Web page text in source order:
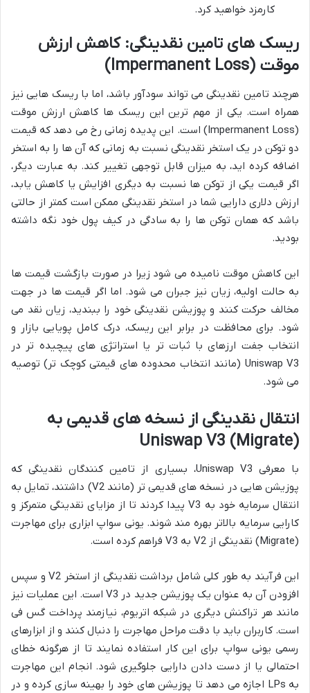
کارمزد خواهید کرد.
ریسک های تامین نقدینگی: کاهش ارزش
موقت (Impermanent Loss)
هرچند تامین نقدینگی می تواند سودآور باشد، اما با ریسک هایی نیز
همراه است. یکی از مهم ترین این ریسک ها کاهش ارزش موقت
(Impermanent Loss) است. این پدیده زمانی رخ می دهد که قیمت
دو توکن در یک استخر نقدینگی نسبت به زمانی که آن ها را به استخر
اضافه کرده اید، به میزان قابل توجهی تغییر کند. به عبارت دیگر،
اگر قیمت یکی از توکن ها نسبت به دیگری افزایش یا کاهش یابد،
ارزش دلاری دارایی شما در استخر نقدینگی ممکن است کمتر از حالتی
باشد که همان توکن ها را به سادگی در کیف پول خود نگه داشته
بودید.
این کاهش موقت نامیده می شود زیرا در صورت بازگشت قیمت ها
به حالت اولیه، زیان نیز جبران می شود. اما اگر قیمت ها در جهت
مخالف حرکت کنند و پوزیشن نقدینگی خود را ببندید، زیان نقد می
شود. برای محافظت در برابر این ریسک، درک کامل پویایی بازار و
انتخاب جفت ارزهای با ثبات تر یا استراتژی های پیچیده تر در
Uniswap V3 (مانند انتخاب محدوده های قیمتی کوچک تر) توصیه
می شود.
انتقال نقدینگی از نسخه های قدیمی به
Uniswap V3 (Migrate)
با معرفی Uniswap V3، بسیاری از تامین کنندگان نقدینگی که
پوزیشن هایی در نسخه های قدیمی تر (مانند V2) داشتند، تمایل به
انتقال سرمایه خود به V3 پیدا کردند تا از مزایای نقدینگی متمرکز و
کارایی سرمایه بالاتر بهره مند شوند. یونی سواپ ابزاری برای مهاجرت
(Migrate) نقدینگی از V2 به V3 فراهم کرده است.
این فرآیند به طور کلی شامل برداشت نقدینگی از استخر V2 و سپس
افزودن آن به عنوان یک پوزیشن جدید در V3 است. این عملیات نیز
مانند هر تراکنش دیگری در شبکه اتریوم، نیازمند پرداخت گس فی
است. کاربران باید با دقت مراحل مهاجرت را دنبال کنند و از ابزارهای
رسمی یونی سواپ برای این کار استفاده نمایند تا از هرگونه خطای
احتمالی یا از دست دادن دارایی جلوگیری شود. انجام این مهاجرت
به LPs اجازه می دهد تا پوزیشن های خود را بهینه سازی کرده و در